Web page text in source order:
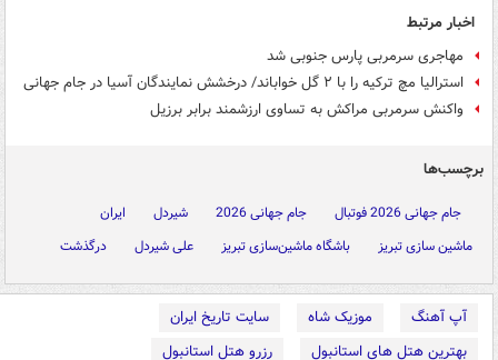
اخبار مرتبط
مهاجری سرمربی پارس جنوبی شد
استرالیا مچ ترکیه را با ۲ گل خواباند/ درخشش نمایندگان آسیا در جام جهانی
واکنش سرمربی مراکش به تساوی ارزشمند برابر برزیل
برچسب‌ها
جام جهانی 2026 فوتبال جام جهانی 2026 شیردل
ایران
ماشین سازی تبریز
باشگاه ماشین‌سازی تبریز علی شیردل درگذشت
آپ آهنگ موزیک شاه
سایت تاریخ ایران
بهترین هتل های استانبول
رزرو هتل استانبول